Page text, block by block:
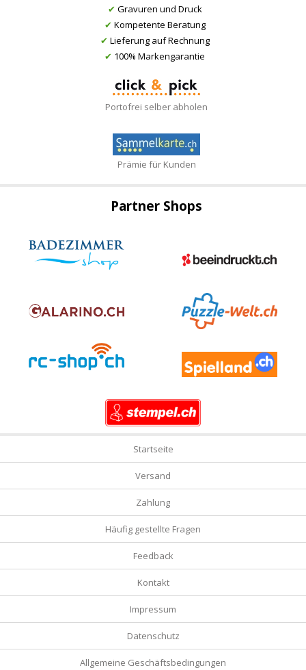
✔ Gravuren und Druck
✔ Kompetente Beratung
✔ Lieferung auf Rechnung
✔ 100% Markengarantie
Portofrei selber abholen
Prämie für Kunden
Partner Shops
Startseite
Versand
Zahlung
Häufig gestellte Fragen
Feedback
Kontakt
Impressum
Datenschutz
Allgemeine Geschäftsbedingungen